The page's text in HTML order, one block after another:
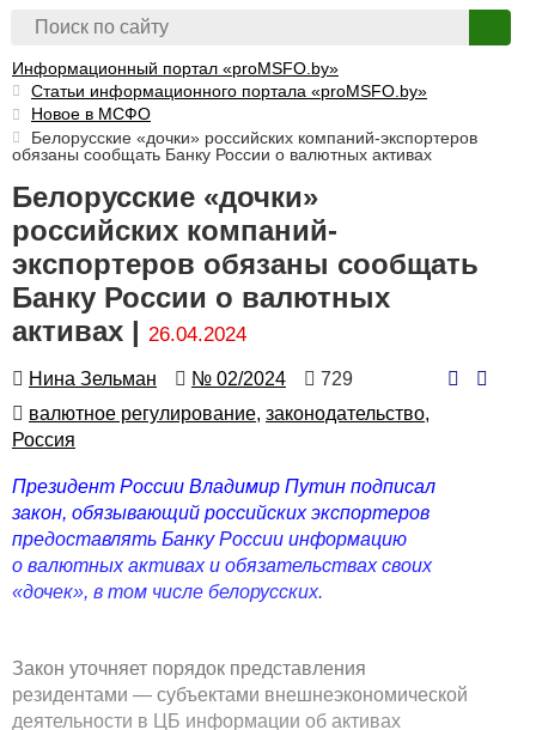
Информационный портал «proMSFO.by»
Статьи информационного портала «proMSFO.by»
Новое в МСФО
Белорусские «дочки» российских компаний-экспортеров
обязаны сообщать Банку России о валютных активах
Белорусские «дочки»
российских компаний-
экспортеров обязаны сообщать
Банку России о валютных
активах | 26.04.2024
Автор
Нина Зельман Номер
№ 02/2024
Количество
729
Автор
валютное регулирование, законодательство,
Россия
Президент России Владимир Путин подписал
закон, обязывающий российских экспортеров
предоставлять Банку России информацию
о валютных активах и обязательствах своих
«дочек», в том числе белорусских.
Закон уточняет порядок представления
резидентами — субъектами внешнеэкономической
деятельности в ЦБ информации об активах